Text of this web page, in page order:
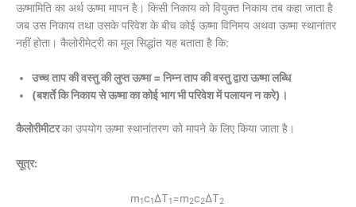
ऊष्मामिति का अर्थ ऊष्मा मापन है। किसी निकाय को वियुक्त निकाय तब कहा जाता है
जब उस निकाय तथा उसके परिवेश के बीच कोई ऊष्मा विनिमय अथवा ऊष्मा स्थानांतर
नहीं होता। कैलोरीमेट्री का मूल सिद्धांत यह बताता है कि:
उच्च ताप की वस्तु की लुप्त ऊष्मा = निम्न ताप की वस्तु द्वारा ऊष्मा लब्धि
(बशर्ते कि निकाय से ऊष्मा का कोई भाग भी परिवेश में पलायन न करे)।
कैलोरीमीटरका उपयोग ऊष्मा स्थानांतरण को मापने के लिए किया जाता है।
सूत्र:
m1c1ΔT1=m2c2ΔT2